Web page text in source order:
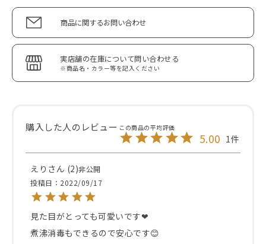
商品に関するお問い合わせ
実店舗の在庫について問い合わせる
※商品名・カラー等を記入ください
5.00 1
えり 2 非公開
投稿日
2022/09/17
見た目がとっても可愛いです❤︎
煮沸消毒もできるので安心です😊